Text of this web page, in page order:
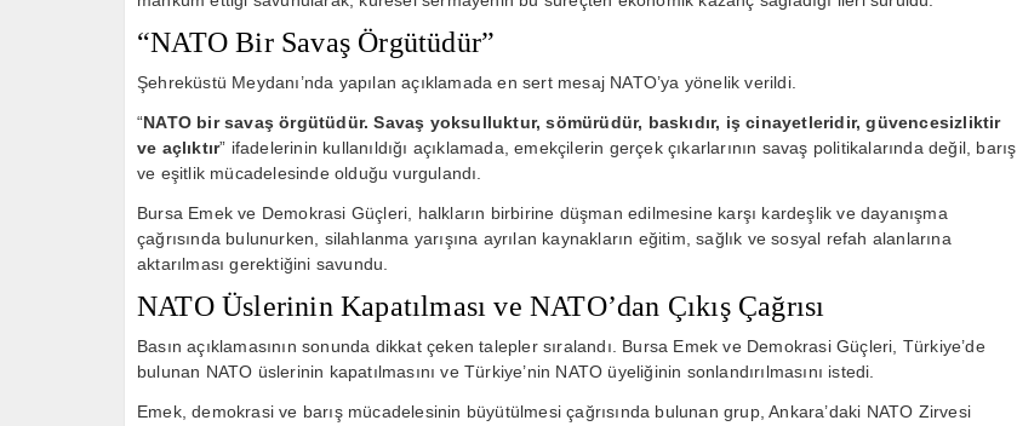
“NATO Bir Savaş Örgütüdür”
Şehreküstü Meydanı’nda yapılan açıklamada en sert mesaj NATO’ya yönelik verildi.
“NATO bir savaş örgütüdür. Savaş yoksulluktur, sömürüdür, baskıdır, iş cinayetleridir, güvencesizliktir
ve açlıktır” ifadelerinin kullanıldığı açıklamada, emekçilerin gerçek çıkarlarının savaş politikalarında değil, barış
ve eşitlik mücadelesinde olduğu vurgulandı.
Bursa Emek ve Demokrasi Güçleri, halkların birbirine düşman edilmesine karşı kardeşlik ve dayanışma
çağrısında bulunurken, silahlanma yarışına ayrılan kaynakların eğitim, sağlık ve sosyal refah alanlarına
aktarılması gerektiğini savundu.
NATO Üslerinin Kapatılması ve NATO’dan Çıkış Çağrısı
Basın açıklamasının sonunda dikkat çeken talepler sıralandı. Bursa Emek ve Demokrasi Güçleri, Türkiye’de
bulunan NATO üslerinin kapatılmasını ve Türkiye’nin NATO üyeliğinin sonlandırılmasını istedi.
Emek, demokrasi ve barış mücadelesinin büyütülmesi çağrısında bulunan grup, Ankara’daki NATO Zirvesi